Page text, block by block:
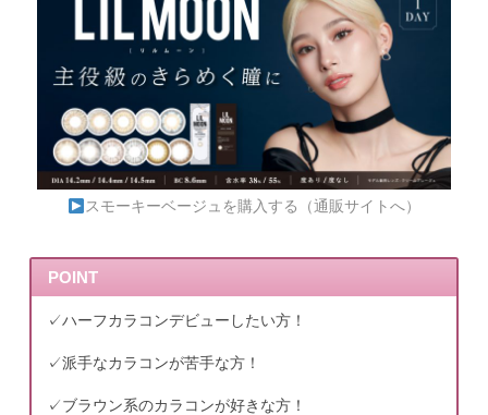
スモーキーベージュを購入する（通販サイトへ）
POINT
✓ハーフカラコンデビューしたい方！
✓派手なカラコンが苦手な方！
✓ブラウン系のカラコンが好きな方！